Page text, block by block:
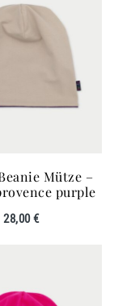
Mütze –
purple
28,00€